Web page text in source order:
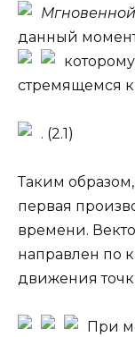
данный
стремящемся
. (2.1)
Таким
первая
времени.
направлен по
движения
При